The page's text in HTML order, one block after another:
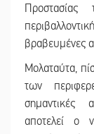
βραβευμένες
Μολαταύτα,
των
σημαντικές
αποτελεί ο